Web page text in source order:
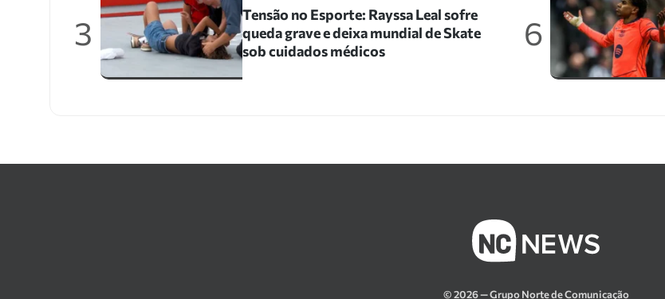
3
Tensão no Esporte: Rayssa Leal sofre
queda grave e deixa mundial de Skate
sob cuidados médicos
6
© 2026 — Grupo Norte de Comunicação